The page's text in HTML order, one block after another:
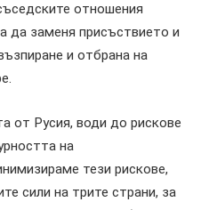
отношения
да заменя присъствието и
и отбрана на
от Русия, води до рискове
на
тези рискове,
сили на трите страни, за